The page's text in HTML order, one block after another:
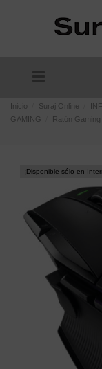
Inicio Suraj Online
GAMING
Ratón
¡Disponible sólo en